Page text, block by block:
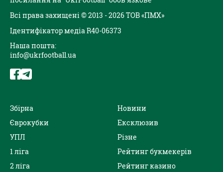
Всі права захищені © 2013 - 2026 ТОВ «ПМХ»
Ідентифікатор медіа R40-06373
Наша пошта:
info@ukrfootball.ua
Збірна
Єврокубки
УПЛ
1 ліга
2 ліга
Новини
Ексклюзив
Різне
Рейтинг букмекерів
Рейтинг казино